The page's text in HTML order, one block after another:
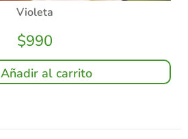
Violeta
$990
Añadir al carrito